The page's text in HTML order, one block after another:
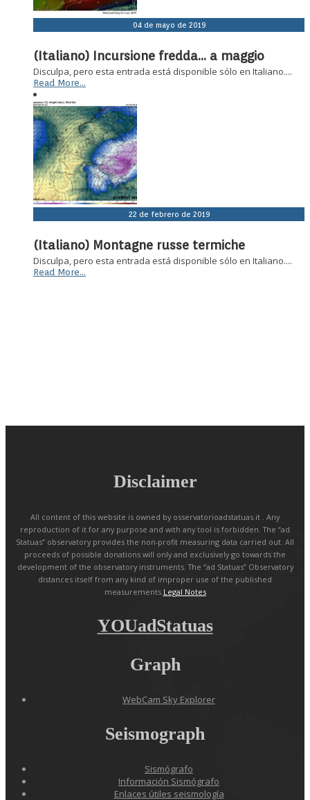
04 de mayo de 2019
(Italiano) Incursione fredda… a maggio
Disculpa, pero esta entrada está disponible sólo en Italiano....
Read More...
22 de febrero de 2019
(Italiano) Montagne russe termiche
Disculpa, pero esta entrada está disponible sólo en Italiano....
Read More...
Disclaimer
All content of this website is owned by osservatorioadstatuas.it . Any
reproduction of it for any purpose and with any tool is forbidden. The “ad
Statuas” observatory provides the non-profit measuring data carried out. All
proceeds of possible donations will only and exclusively go towards the
development of the observatory instruments. The “ad Statuas” Observatory
distances itself from any kind of improper use of the published
measurements. Legal Notes
YOUadStatuas
Graph
WebCam Sky Explorer
Seismograph
Sismógrafo
Información Sismógrafo
Enlaces útiles seismología